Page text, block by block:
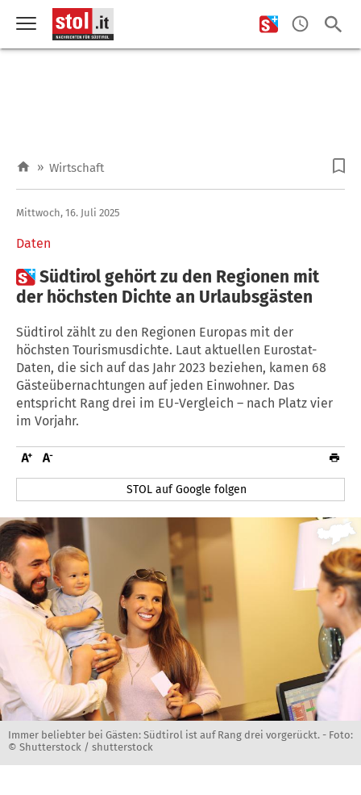
» Wirtschaft
Daten
Mittwoch, 16. Juli 2025
Südtirol gehört zu den Regionen mit
der höchsten Dichte an Urlaubsgästen
Südtirol zählt zu den Regionen Europas mit der
höchsten Tourismusdichte. Laut aktuellen Eurostat-
Daten, die sich auf das Jahr 2023 beziehen, kamen 68
Gästeübernachtungen auf jeden Einwohner. Das
entspricht Rang drei im EU-Vergleich – nach Platz vier
im Vorjahr.
STOL auf Google folgen
Immer beliebter bei Gästen: Südtirol ist auf Rang drei vorgerückt. - Foto:
© Shutterstock / shutterstock